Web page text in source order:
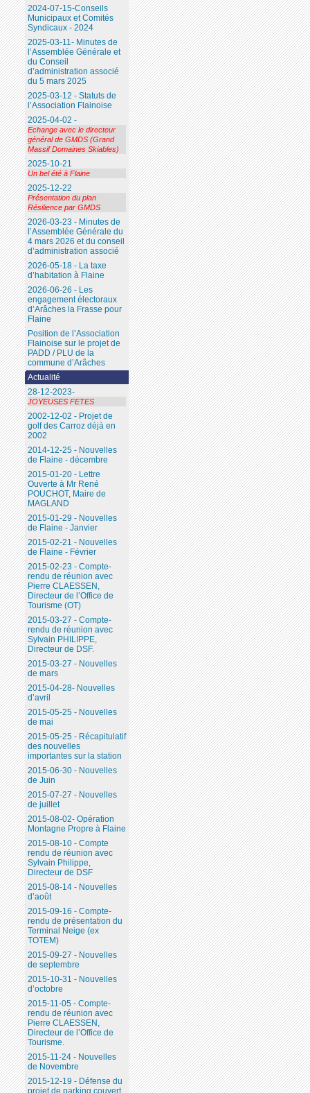
2024-07-15-Conseils
Municipaux et Comités
Syndicaux - 2024
2025-03-11- Minutes de
l’Assemblée Générale et
du Conseil
d’administration associé
du 5 mars 2025
2025-03-12 - Statuts de
l’Association Flainoise
2025-04-02 -
Echange avec le directeur
général de GMDS (Grand
Massif Domaines Skiables)
2025-10-21
Un bel été à Flaine
2025-12-22
Présentation du plan
Résilience par GMDS
2026-03-23 - Minutes de
l’Assemblée Générale du
4 mars 2026 et du conseil
d’administration associé
2026-05-18 - La taxe
d’habitation à Flaine
2026-06-26 - Les
engagement électoraux
d’Arâches la Frasse pour
Flaine
Position de l’Association
Flainoise sur le projet de
PADD / PLU de la
commune d’Arâches
Actualité
28-12-2023-
JOYEUSES FETES
2002-12-02 - Projet de
golf des Carroz déjà en
2002
2014-12-25 - Nouvelles
de Flaine - décembre
2015-01-20 - Lettre
Ouverte à Mr René
POUCHOT, Maire de
MAGLAND
2015-01-29 - Nouvelles
de Flaine - Janvier
2015-02-21 - Nouvelles
de Flaine - Février
2015-02-23 - Compte-
rendu de réunion avec
Pierre CLAESSEN,
Directeur de l’Office de
Tourisme (OT)
2015-03-27 - Compte-
rendu de réunion avec
Sylvain PHILIPPE,
Directeur de DSF.
2015-03-27 - Nouvelles
de mars
2015-04-28- Nouvelles
d’avril
2015-05-25 - Nouvelles
de mai
2015-05-25 - Récapitulatif
des nouvelles
importantes sur la station
2015-06-30 - Nouvelles
de Juin
2015-07-27 - Nouvelles
de juillet
2015-08-02- Opération
Montagne Propre à Flaine
2015-08-10 - Compte
rendu de réunion avec
Sylvain Philippe,
Directeur de DSF
2015-08-14 - Nouvelles
d’août
2015-09-16 - Compte-
rendu de présentation du
Terminal Neige (ex
TOTEM)
2015-09-27 - Nouvelles
de septembre
2015-10-31 - Nouvelles
d’octobre
2015-11-05 - Compte-
rendu de réunion avec
Pierre CLAESSEN,
Directeur de l’Office de
Tourisme.
2015-11-24 - Nouvelles
de Novembre
2015-12-19 - Défense du